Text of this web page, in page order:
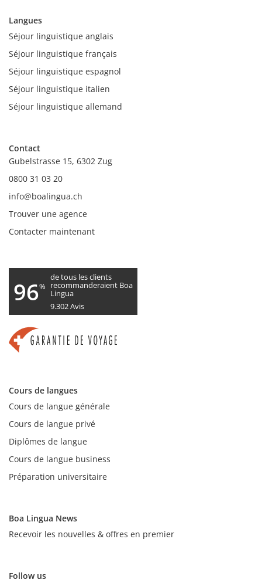
Langues
Séjour linguistique anglais
Séjour linguistique français
Séjour linguistique espagnol
Séjour linguistique italien
Séjour linguistique allemand
Contact
Gubelstrasse 15, 6302 Zug
0800 31 03 20
info@boalingua.ch
Trouver une agence
Contacter maintenant
96%
de tous les clients
recommanderaient Boa
Lingua
9.302Avis
Cours de langues
Cours de langue générale
Cours de langue privé
Diplômes de langue
Cours de langue business
Préparation universitaire
Boa Lingua News
Recevoir les nouvelles & offres en premier
Follow us